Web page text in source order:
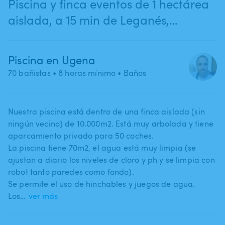
Piscina y finca eventos de 1 hectárea
aislada, a 15 min de Leganés,
Piscina en Ugena
70 bañistas • 8 horas mínimo • Baños
Nuestra piscina está dentro de una finca aislada (sin
ningún vecino) de 10.000m2. Está muy arbolada y tiene
aparcamiento privado para 50 coches.
La piscina tiene 70m2​,​ el agua está muy limpia (se
ajustan a diario los niveles de cloro y ph y se limpia con
robot tanto paredes como fondo).
Se permite el uso de hinchables y juegos de agua.
Los… ver más